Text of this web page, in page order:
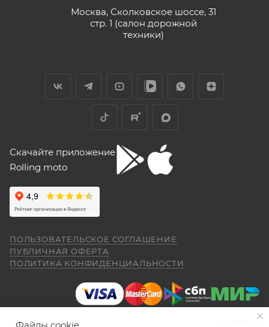
Москва, Сколковское шоссе, 31
стр. 1 (салон дорожной
техники)
Скачайте приложение
Rolling moto
ПОЛЬЗОВАТЕЛЬСКОЕ СОГЛАШЕНИЕ
ПУБЛИЧНАЯ ОФЕРТА
ПОЛИТИКА КОНФИДЕНЦИАЛЬНОСТИ